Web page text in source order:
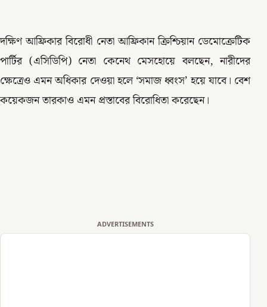
দক্ষিণ আফ্রিকার বিরোধী নেতা আফ্রিকান ক্রিশ্চিয়ান ডেমোক্রেটিক
পার্টির (এসিডিপি) নেতা কেনেথ মেসহোয়ে বলছেন, নারীদের
ক্ষেত্রেও এমন অধিকার দেওয়া হলে ‘সমাজ ধ্বংস’ হয়ে যাবে। বেশ
কয়েকজন তারকাও এমন প্রস্তাবের বিরোধিতা করেছেন।
ADVERTISEMENTS